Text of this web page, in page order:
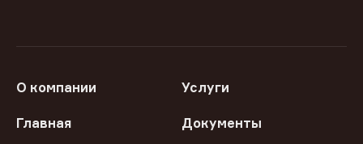
О компании Услуги
Главная Документы